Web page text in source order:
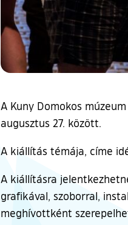
A Kuny Domokos
augusztus 27. között.
A kiállítás témája, címe
A kiállításra
grafikával, szoborral,
meghívottként